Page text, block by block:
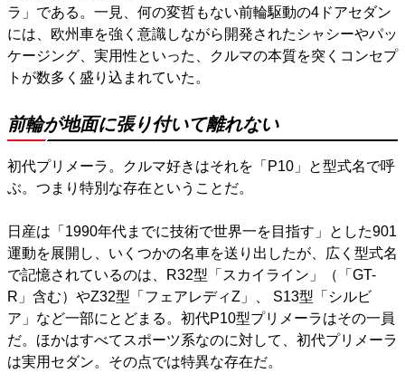
ラ」である。一見、何の変哲もない前輪駆動の4ドアセダン
には、欧州車を強く意識しながら開発されたシャシーやパッ
ケージング、実用性といった、クルマの本質を突くコンセプ
トが数多く盛り込まれていた。
前輪が地面に張り付いて離れない
初代プリメーラ。クルマ好きはそれを「P10」と型式名で呼
ぶ。つまり特別な存在ということだ。
日産は「1990年代までに技術で世界一を目指す」とした901
運動を展開し、いくつかの名車を送り出したが、広く型式名
で記憶されているのは、R32型「スカイライン」（「GT-
R」含む）やZ32型「フェアレディZ」、 S13型「シルビ
ア」など一部にとどまる。初代P10型プリメーラはその一員
だ。ほかはすべてスポーツ系なのに対して、初代プリメーラ
は実用セダン。その点では特異な存在だ。